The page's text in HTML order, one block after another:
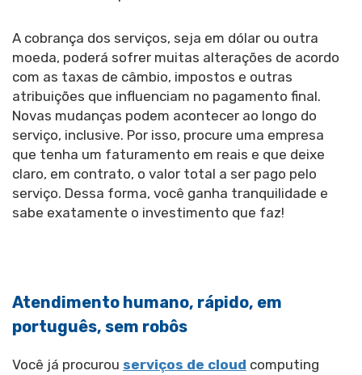
A cobrança dos serviços, seja em dólar ou outra
moeda, poderá sofrer muitas alterações de acordo
com as taxas de câmbio, impostos e outras
atribuições que influenciam no pagamento final.
Novas mudanças podem acontecer ao longo do
serviço, inclusive. Por isso, procure uma empresa
que tenha um faturamento em reais e que deixe
claro, em contrato, o valor total a ser pago pelo
serviço. Dessa forma, você ganha tranquilidade e
sabe exatamente o investimento que faz!
Atendimento humano, rápido, em
português, sem robôs
Você já procurou serviços de cloud computing